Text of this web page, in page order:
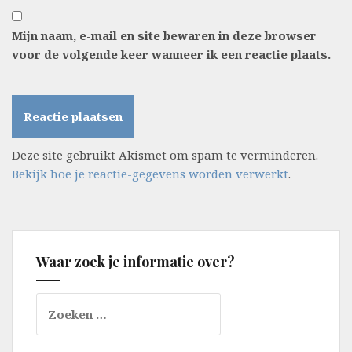
Mijn naam, e-mail en site bewaren in deze browser
voor de volgende keer wanneer ik een reactie plaats.
Deze site gebruikt Akismet om spam te verminderen.
Bekijk hoe je reactie-gegevens worden verwerkt.
Waar zoek je informatie over?
naar: